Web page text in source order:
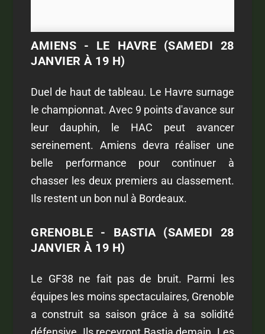
AMIENS - LE HAVRE (SAMEDI 28
JANVIER À 19 H)
Duel de haut de tableau. Le Havre surnage
le championnat. Avec 9 points d'avance sur
leur dauphin, le HAC peut avancer
sereinement. Amiens devra réaliser une
belle performance pour continuer à
chasser les deux premiers au classement.
Ils restent un bon nul à Bordeaux.
GRENOBLE - BASTIA (SAMEDI 28
JANVIER À 19 H)
Le GF38 ne fait pas de bruit. Parmi les
équipes les moins spectaculaires, Grenoble
a construit sa saison grâce à sa solidité